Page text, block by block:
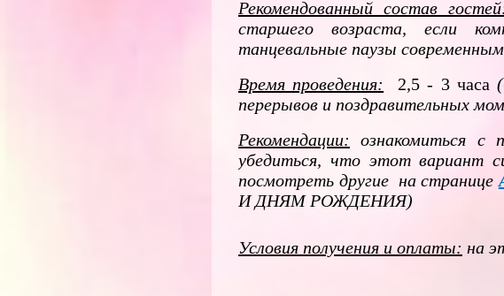
Рекомендованный состав
старшего возраста, если
танцевальные паузы
Время проведения: 2,5 - 3 часа
перерывов и поздравительных
Рекомендации: ознакомиться с
убедиться, что этот вариант
посмотреть другие на странице
И ДНЯМ РОЖДЕНИЯ)
Условия получения и оплаты: на